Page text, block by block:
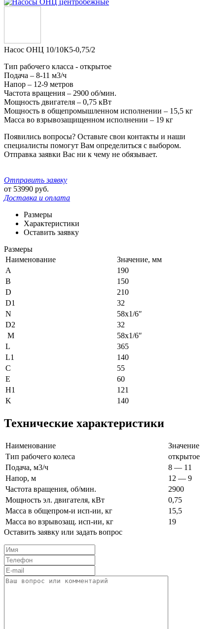
Насос ОНЦ 10/10К5-0,75/2
Тип рабочего класса - открытое
Подача – 8-11 м3/ч
Напор – 12-9 метров
Частота вращения – 2900 об/мин.
Мощность двигателя – 0,75 кВт
Мощность в общепромышленном исполнении – 15,5 кг
Масса во взрывозащищенном исполнении – 19 кг
Появились вопросы? Оставьте свои контакты и наши
специалисты помогут Вам определиться с выбором.
Отправка заявки Вас ни к чему не обязывает.
Отправить заявку
от 53990 руб.
Доставка и оплата
Размеры
Характеристики
Оставить заявку
Размеры
Наименование
Значение, мм
A
190
B
150
D
210
D1
32
N
58х1/6″
D2
32
M
58х1/6″
L
365
L1
140
C
55
E
60
H1
121
K
140
Технические характеристики
Наименование
Значение
Тип рабочего колеса
открытое
Подача, м3/ч
8 — 11
Напор, м
12 — 9
Частота вращения, об/мин.
2900
Мощность эл. двигателя, кВт
0,75
Масса в общепром-и исп-ии, кг
15,5
Масса во взрыво­защ. исп-ии, кг
19
Оставить заявку или задать вопрос